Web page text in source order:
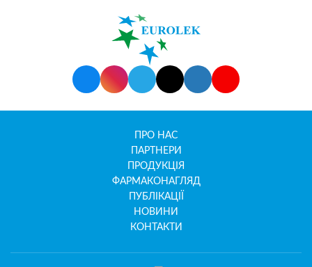
ПРО НАС
ПАРТНЕРИ
ПРОДУКЦІЯ
ФАРМАКОНАГЛЯД
ПУБЛІКАЦІЇ
НОВИНИ
КОНТАКТИ